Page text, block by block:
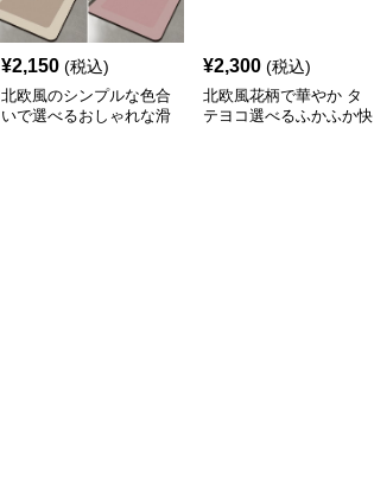
¥2,150 (税込)
北欧風のシンプルな色合
いで選べるおしゃれな滑
¥2,300 (税込)
北欧風花柄で華やか タ
テヨコ選べるふかふか快